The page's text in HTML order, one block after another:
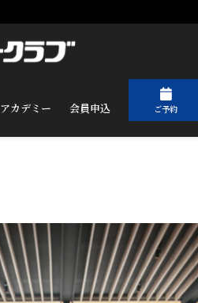
アカデミー 会員申込 ご予約